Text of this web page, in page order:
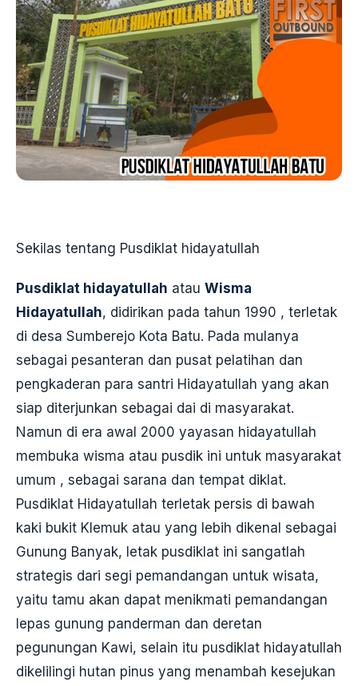
Sekilas tentang Pusdiklat hidayatullah
Pusdiklat hidayatullah atau Wisma
Hidayatullah, didirikan pada tahun 1990 , terletak
di desa Sumberejo Kota Batu. Pada mulanya
sebagai pesanteran dan pusat pelatihan dan
pengkaderan para santri Hidayatullah yang akan
siap diterjunkan sebagai dai di masyarakat.
Namun di era awal 2000 yayasan hidayatullah
membuka wisma atau pusdik ini untuk masyarakat
umum , sebagai sarana dan tempat diklat.
Pusdiklat Hidayatullah terletak persis di bawah
kaki bukit Klemuk atau yang lebih dikenal sebagai
Gunung Banyak, letak pusdiklat ini sangatlah
strategis dari segi pemandangan untuk wisata,
yaitu tamu akan dapat menikmati pemandangan
lepas gunung panderman dan deretan
pegunungan Kawi, selain itu pusdiklat hidayatullah
dikelilingi hutan pinus yang menambah kesejukan